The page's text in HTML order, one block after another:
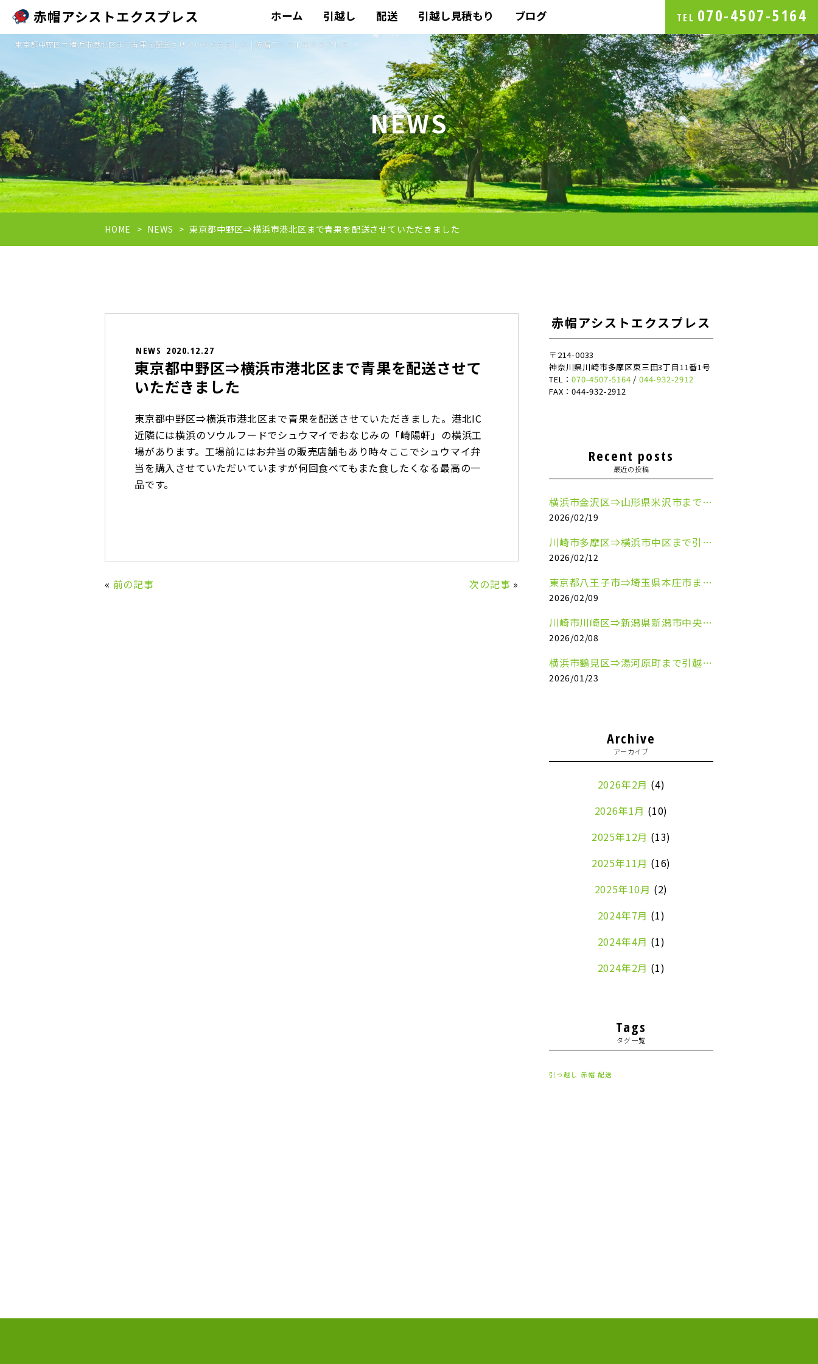
赤帽アシストエクスプレス TEL 070-4507-5164
ホーム 引越し 配送 引越し見積もり ブログ
東京都中野区⇒横浜市港北区まで青果を配送させていただきました | 赤帽アシストエクスプレス
NEWS
HOME NEWS 東京都中野区⇒横浜市港北区まで青果を配送させていただきました
NEWS 2020.12.27
東京都中野区⇒横浜市港北区まで青果を配送させて
いただきました
東京都中野区⇒横浜市港北区まで青果を配送させていただきました。港北IC
近隣には横浜のソウルフードでシュウマイでおなじみの「崎陽軒」の横浜工
場があります。工場前にはお弁当の販売店舗もあり時々ここでシュウマイ弁
当を購入させていただいていますが何回食べてもまた食したくなる最高の一
品です。
« 前の記事 次の記事 »
赤帽アシストエクスプレス
〒214-0033
神奈川県川崎市多摩区東三田3丁目11番1号
TEL：070-4507-5164 /044-932-2912
FAX：044-932-2912
Recent posts
最近の投稿
横浜市金沢区⇒山形県米沢市まで引越しのお手伝いをさせていただきました
2026/02/19
川崎市多摩区⇒横浜市中区まで引越しのお手伝いをさせていただきました
2026/02/12
東京都八王子市⇒埼玉県本庄市まで清涼飲料水を配送させていただきました
2026/02/09
川崎市川崎区⇒新潟県新潟市中央区まで事務机&事務用品を配送させていただきました
2026/02/08
横浜市鶴見区⇒湯河原町まで引越しのお手伝いをさせていただきました
2026/01/23
Archive
アーカイブ
2026年2月 (4)
2026年1月 (10)
2025年12月 (13)
2025年11月 (16)
2025年10月 (2)
2024年7月 (1)
2024年4月 (1)
2024年2月 (1)
2023年8月
2023年7月(2)
2023年6月
Tags
タグ一覧
引っ越し 赤帽 配送